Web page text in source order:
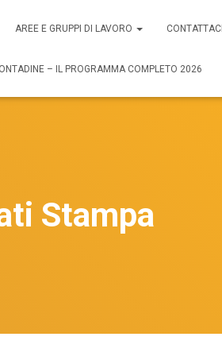
AREE E GRUPPI DI LAVORO CONTATTACI
– IL PROGRAMMA COMPLETO 2026
Stampa